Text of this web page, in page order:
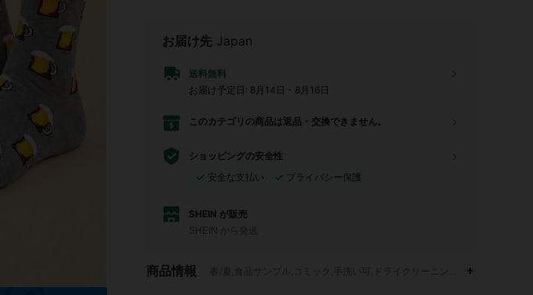
お届け先 Japan
送料無料
お届け予定日: 8月14日 - 8月16日
このカテゴリの商品は返品・交換できません。
ショッピングの安全性
安全な支払い
プライバシー保護
SHEIN が販売
SHEIN から発送
商品情報 春/夏,食品サンプル,コミック,手洗い可,ドライクリーニング不可
4.90